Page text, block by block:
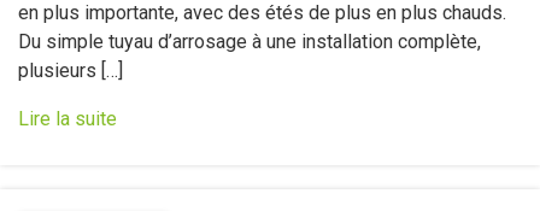
en plus importante, avec des étés de plus en plus chauds.
Du simple tuyau d’arrosage à une installation complète,
plusieurs […]
Lire la suite